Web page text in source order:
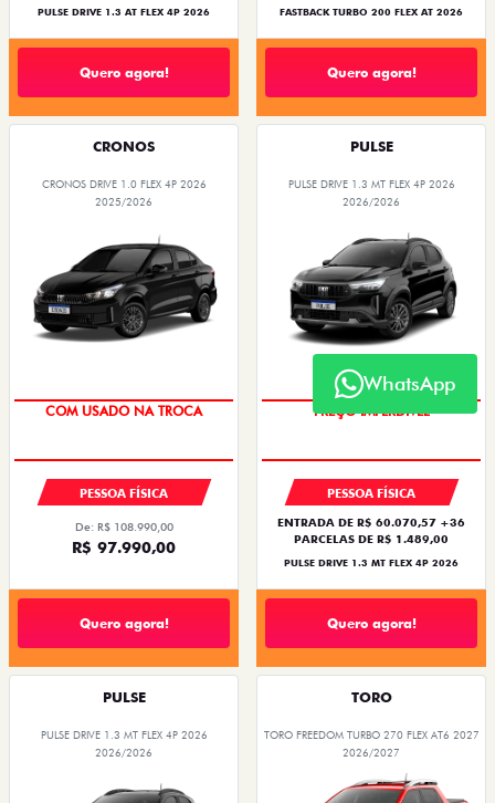
PULSE DRIVE 1.3 AT FLEX 4P 2026
Quero agora!
FASTBACK TURBO 200 FLEX AT 2026
Quero agora!
CRONOS
CRONOS DRIVE 1.0 FLEX 4P 2026
2025/2026
SUPER DESCONTO
PESSOA FÍSICA
De: R$ 108.990,00
R$ 97.990,00
Quero agora!
PULSE
PULSE DRIVE 1.3 MT FLEX 4P 2026
2026/2026
OPORTUNIDADE
PESSOA FÍSICA
ENTRADA DE R$ 60.070,57 +36
PARCELAS DE R$ 1.489,00
PULSE DRIVE 1.3 MT FLEX 4P 2026
Quero agora!
PULSE
PULSE DRIVE 1.3 MT FLEX 4P 2026
2026/2026
TORO
TORO FREEDOM TURBO 270 FLEX AT6 2027
2026/2027
WhatsApp